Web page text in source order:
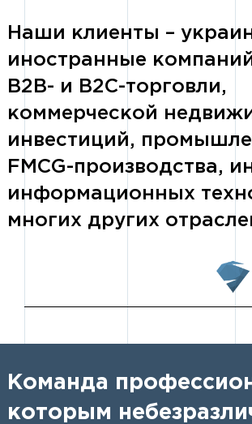
Наши клиенты –
иностранные
B2B- и B2C-торговли,
коммерческой
инвестиций,
FMCG-производства,
информационных
многих других
Команда
которым